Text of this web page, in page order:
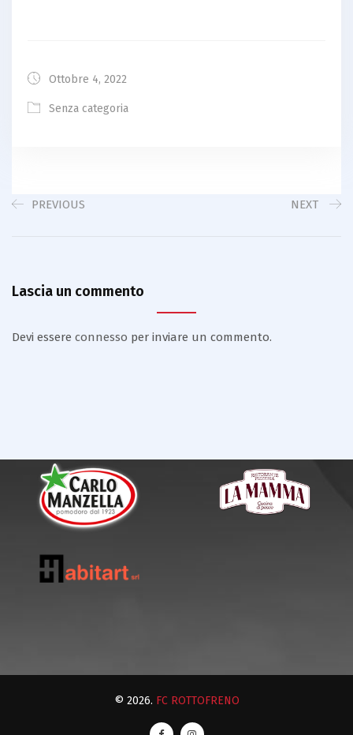
Ottobre 4, 2022
Senza categoria
PREVIOUS NEXT
Lascia un commento
Devi essere connesso per inviare un commento.
© 2026. FC ROTTOFRENO